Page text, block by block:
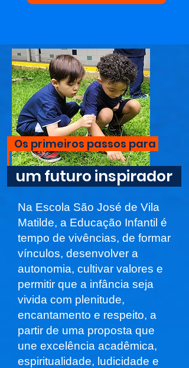
um futuro inspirador
Os primeiros passos para
Na Escola São José de Vila
Matilde, a Educação Infantil é
tempo de vivências, de formar
vínculos, desenvolver a
autonomia, cultivar valores e
permitir que a infância seja
vivida com plenitude,
encantamento e respeito, a
partir de uma proposta que
une excelência acadêmica,
espiritualidade, ludicidade e